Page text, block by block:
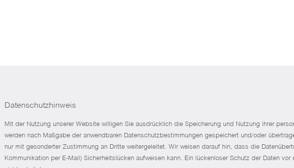
Datenschutzhinweis
Mit der Nutzung unserer Website willigen Sie ausdrücklich die Speicherung und Nutzung ihrer
werden nach Maßgabe der anwendbaren Datenschutzbestimmungen gespeichert und/oder
nur mit gesonderter Zustimmung an Dritte weitergeleitet. Wir weisen darauf hin, dass die
Kommunikation per E-Mail) Sicherheitslücken aufweisen kann. Ein lückenloser Schutz der Daten